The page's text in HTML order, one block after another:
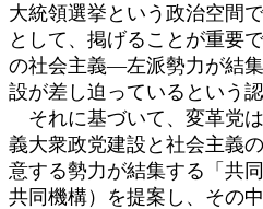
大統領選挙という政治空間
として、掲げることが重要
の社会主義―左派勢力が結
設が差し迫っているという
それに基づいて、変革党
義大衆政党建設と社会主義
意する勢力が結集する「共
共同機構）を提案し、その